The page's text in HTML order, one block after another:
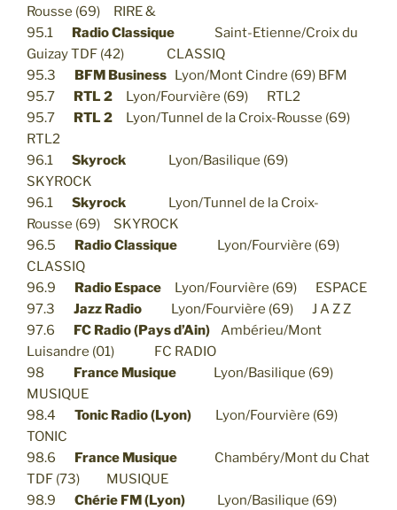
Rousse (69) RIRE &
95.1
Radio Classique Saint-Etienne/Croix du
Guizay TDF (42) CLASSIQ
95.3
BFM Business
Lyon/Mont Cindre (69) BFM
95.7
RTL 2
Lyon/Fourvière (69) RTL2
95.7
RTL 2
Lyon/Tunnel de la Croix-Rousse (69)
RTL2
96.1 Skyrock
Lyon/Basilique (69)
SKYROCK
96.1 Skyrock
Lyon/Tunnel de la Croix-
Rousse (69) SKYROCK
96.5
Radio Classique
Lyon/Fourvière (69)
CLASSIQ
96.9
Radio Espace
Lyon/Fourvière (69) ESPACE
97.3 Jazz Radio
Lyon/Fourvière (69) J A Z Z
97.6
FC Radio (Pays d’Ain) Ambérieu/Mont
Luisandre (01) FC RADIO
98
France Musique
Lyon/Basilique (69)
MUSIQUE
98.4 Tonic Radio (Lyon)
Lyon/Fourvière (69)
TONIC
98.6
France Musique Chambéry/Mont du Chat
TDF (73) MUSIQUE
98.9 Chérie FM (Lyon)
Lyon/Basilique (69)